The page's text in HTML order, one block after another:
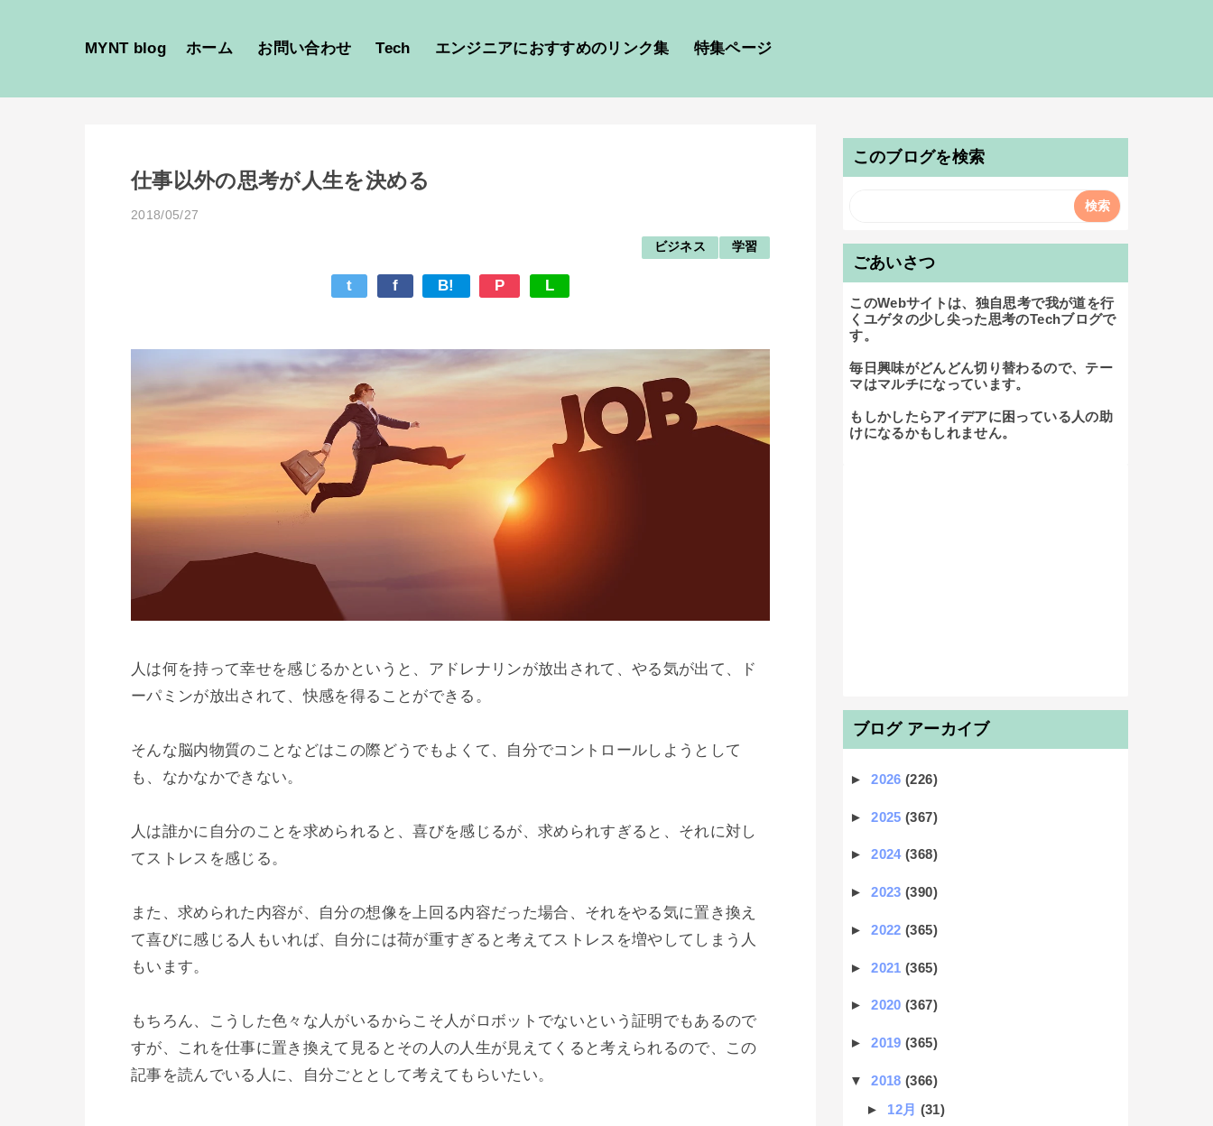
MYNT blog ホーム お問い合わせ Tech エンジニアにおすすめのリンク集 特集ページ
仕事以外の思考が人生を決める
2018/05/27
ビジネス 学習
t f B! P L
人は何を持って幸せを感じるかというと、アドレナリンが放出されて、やる気が出て、ド
ーパミンが放出されて、快感を得ることができる。
そんな脳内物質のことなどはこの際どうでもよくて、自分でコントロールしようとして
も、なかなかできない。
人は誰かに自分のことを求められると、喜びを感じるが、求められすぎると、それに対し
てストレスを感じる。
また、求められた内容が、自分の想像を上回る内容だった場合、それをやる気に置き換え
て喜びに感じる人もいれば、自分には荷が重すぎると考えてストレスを増やしてしまう人
もいます。
もちろん、こうした色々な人がいるからこそ人がロボットでないという証明でもあるので
すが、これを仕事に置き換えて見るとその人の人生が見えてくると考えられるので、この
記事を読んでいる人に、自分ごととして考えてもらいたい。
このブログを検索
ごあいさつ
このWebサイトは、独自思考で我が道を行
くユゲタの少し尖った思考のTechブログで
す。
毎日興味がどんどん切り替わるので、テー
マはマルチになっています。
もしかしたらアイデアに困っている人の助
けになるかもしれません。
ブログ アーカイブ
►2026(226)
►2025(367)
►2024(368)
►2023(390)
►2022(365)
►2021(365)
►2020(367)
►2019(365)
▼2018(366)
► 12月 (31)